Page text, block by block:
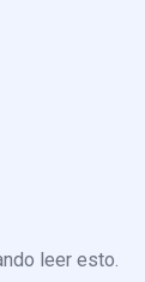
leer esto.